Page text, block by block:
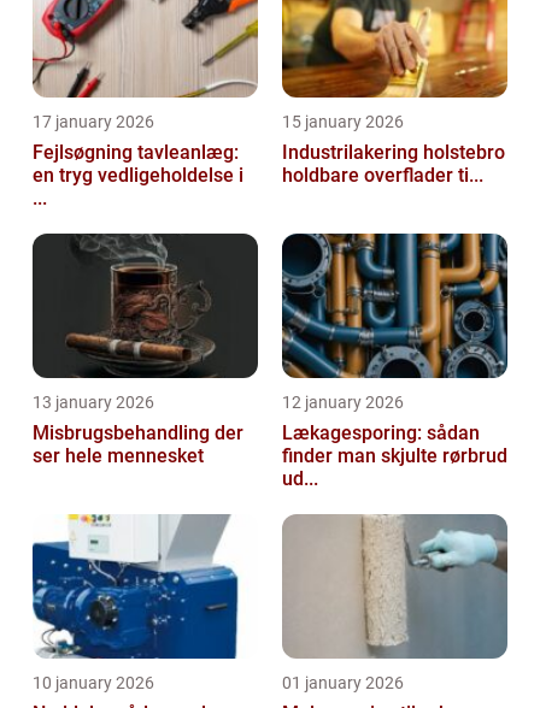
17 january 2026
Fejlsøgning tavleanlæg:
en tryg vedligeholdelse i
...
15 january 2026
Industrilakering holstebro
holdbare overflader ti...
13 january 2026
Misbrugsbehandling der
ser hele mennesket
12 january 2026
Lækagesporing: sådan
finder man skjulte rørbrud
ud...
10 january 2026 01 january 2026